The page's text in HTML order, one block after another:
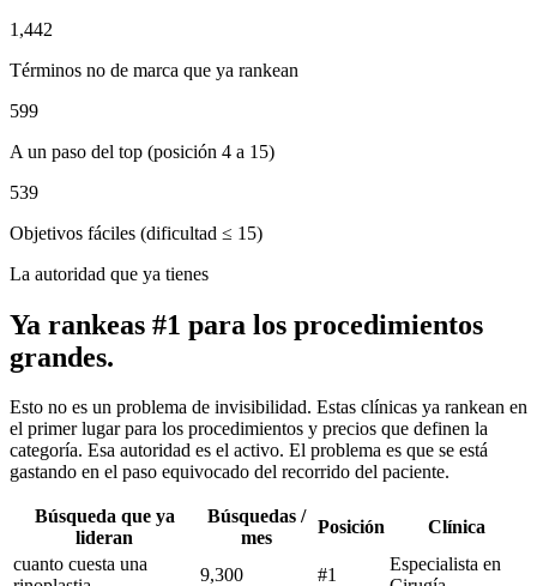
1,442
Términos no de marca que ya rankean
599
A un paso del top (posición 4 a 15)
539
Objetivos fáciles (dificultad ≤ 15)
La autoridad que ya tienes
Ya rankeas #1 para los procedimientos
grandes.
Esto no es un problema de invisibilidad. Estas clínicas ya rankean en
el primer lugar para los procedimientos y precios que definen la
categoría. Esa autoridad es el activo. El problema es que se está
gastando en el paso equivocado del recorrido del paciente.
Búsqueda que ya
lideran
Búsquedas /
mes
Posición
Clínica
cuanto cuesta una
9,300 #1
Especialista en